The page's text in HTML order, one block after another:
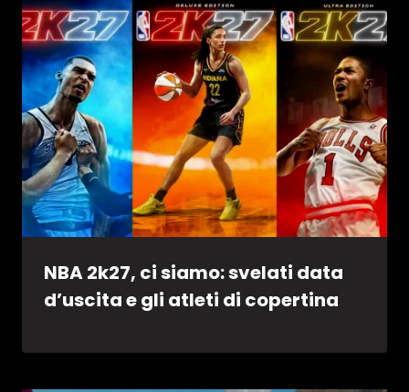
NBA 2k27, ci siamo: svelati data
d’uscita e gli atleti di copertina